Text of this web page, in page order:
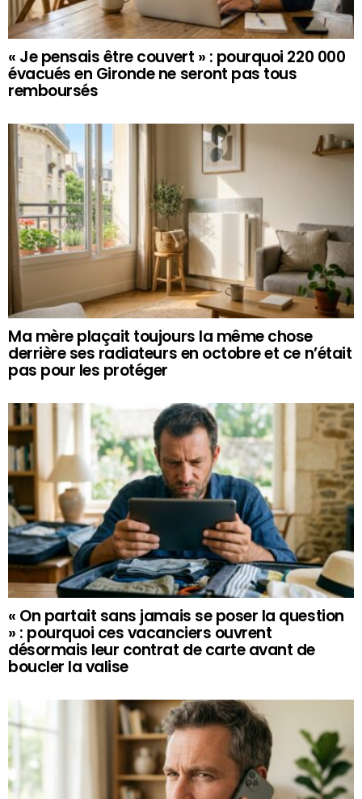
« Je pensais être couvert » : pourquoi 220 000
évacués en Gironde ne seront pas tous
remboursés
Ma mère plaçait toujours la même chose
derrière ses radiateurs en octobre et ce n’était
pas pour les protéger
« On partait sans jamais se poser la question
» : pourquoi ces vacanciers ouvrent
désormais leur contrat de carte avant de
boucler la valise